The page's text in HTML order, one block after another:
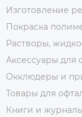
Изготовление
Покраска
Растворы,
Аксессуары для
Окклюдеры и
Товары для
Книги и